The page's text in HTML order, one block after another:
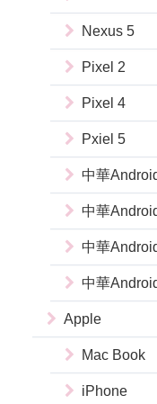
Nexus 5
Pixel 2
Pixel 4
Pxiel 5
中華
中華
中華
中華
Apple
Mac Book
iPhone